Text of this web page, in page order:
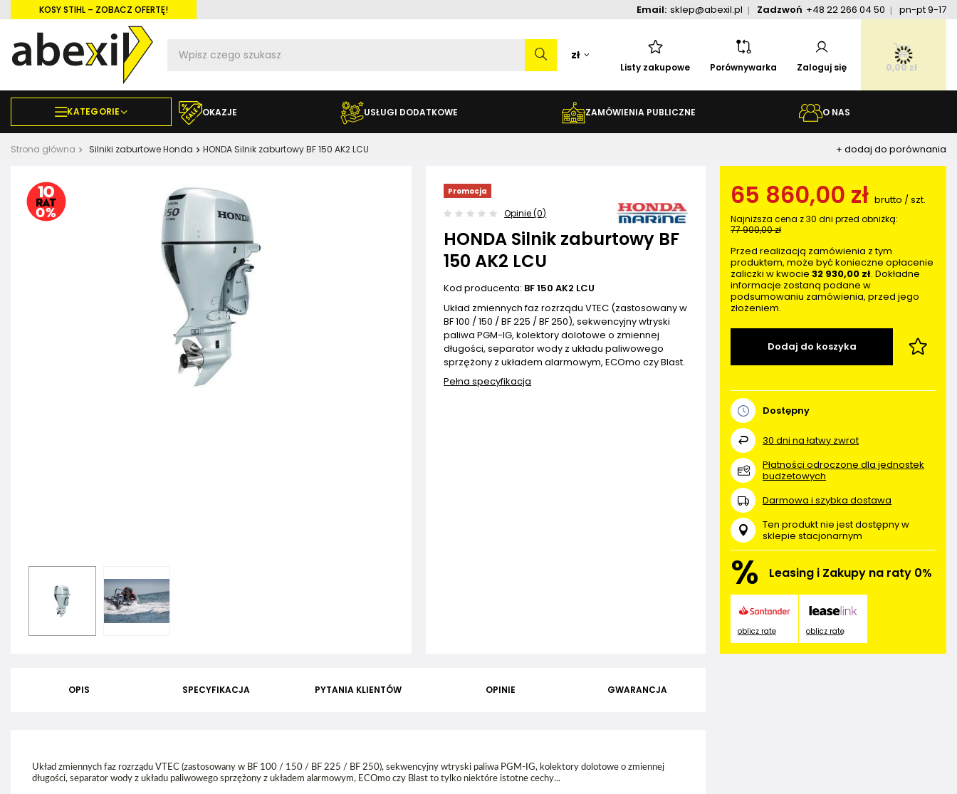
KOSY STIHL – ZOBACZ OFERTĘ! Email: sklep@abexil.pl Zadzwoń +48 22 266 04 50 pn-pt 9-17
zł
Listy zakupowe Porównywarka Zaloguj się 0,00 zł
KATEGORIE OKAZJE USŁUGI DODATKOWE ZAMÓWIENIA PUBLICZNE O NAS
Strona główna Silniki zaburtowe Honda HONDA Silnik zaburtowy BF 150 AK2 LCU + dodaj do porównania
Promocja
Opinie (0)
HONDA Silnik zaburtowy BF
150 AK2 LCU
Kod producenta: BF 150 AK2 LCU
Układ zmiennych faz rozrządu VTEC (zastosowany w
BF 100 / 150 / BF 225 / BF 250), sekwencyjny wtryski
paliwa PGM-IG, kolektory dolotowe o zmiennej
długości, separator wody z układu paliwowego
sprzężony z układem alarmowym, ECOmo czy Blast.
Pełna specyfikacja
65 860,00 zł brutto /szt.
Najniższa cena z 30 dni przed obniżką:
77 900,00 zł
Przed realizacją zamówienia z tym
produktem, może być konieczne opłacenie
zaliczki w kwocie32 930,00 zł. Dokładne
informacje zostaną podane w
podsumowaniu zamówienia, przed jego
złożeniem.
Dodaj do koszyka
Dostępny
30 dni na łatwy zwrot
Płatności odroczone dla jednostek
budżetowych
Darmowa i szybka dostawa
Ten produkt nie jest dostępny w
sklepie stacjonarnym
% Leasing i Zakupy na raty 0%
oblicz ratę oblicz ratę
OPIS SPECYFIKACJA PYTANIA KLIENTÓW OPINIE GWARANCJA
Układ zmiennych faz rozrządu VTEC (zastosowany w BF 100 / 150 / BF 225 / BF 250), sekwencyjny wtryski paliwa PGM-IG, kolektory dolotowe o zmiennej
długości, separator wody z układu paliwowego sprzężony z układem alarmowym, ECOmo czy Blast to tylko niektóre istotne cechy...